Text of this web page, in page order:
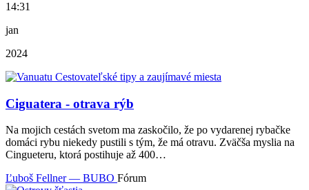
14:31
jan
2024
Ciguatera - otrava rýb
Na mojich cestách svetom ma zaskočilo, že po vydarenej rybačke
domáci rybu niekedy pustili s tým, že má otravu. Zväčša myslia na
Cingueteru, ktorá postihuje až 400…
Ľuboš Fellner — BUBO Fórum